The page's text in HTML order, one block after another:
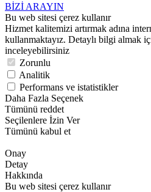
BİZİ ARAYIN
Bu web sitesi çerez kullanır
Hizmet kalitemizi artırmak adına
kullanmaktayız. Detaylı bilgi almak
inceleyebilirsiniz
Zorunlu
Analitik
Performans ve istatistikler
Daha Fazla Seçenek
Tümünü reddet
Seçilenlere İzin Ver
Tümünü kabul et
Onay
Detay
Hakkında
Bu web sitesi çerez kullanır